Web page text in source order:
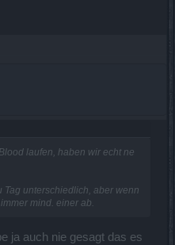
laufen, haben wir echt ne
Tag unterschiedlich, aber wenn
mind. einer ab.
ja auch nie gesagt das es